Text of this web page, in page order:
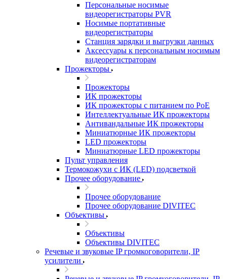
Персональные носимые
видеорегистраторы PVR
Носимые портативные
видеорегистраторы
Станция зарядки и выгрузки данных
Аксессуары к персональным носимым
видеорегистраторам
Прожекторы
Прожекторы
ИК прожекторы
ИК прожекторы с питанием по PoE
Интеллектуальные ИК прожекторы
Антивандальные ИК прожекторы
Миниатюрные ИК прожекторы
LED прожекторы
Миниатюрные LED прожекторы
Пульт управления
Термокожухи с ИК (LED) подсветкой
Прочее оборудование
Прочее оборудование
Прочее оборудование DIVITEC
Объективы
Объективы
Объективы DIVITEC
Речевые и звуковые IP громкоговорители, IP
усилители